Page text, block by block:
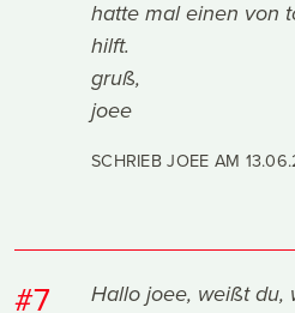
hatte mal einen von
hilft.
gruß,
joee
SCHRIEB JOEE AM
#7 Hallo joee, weißt du,